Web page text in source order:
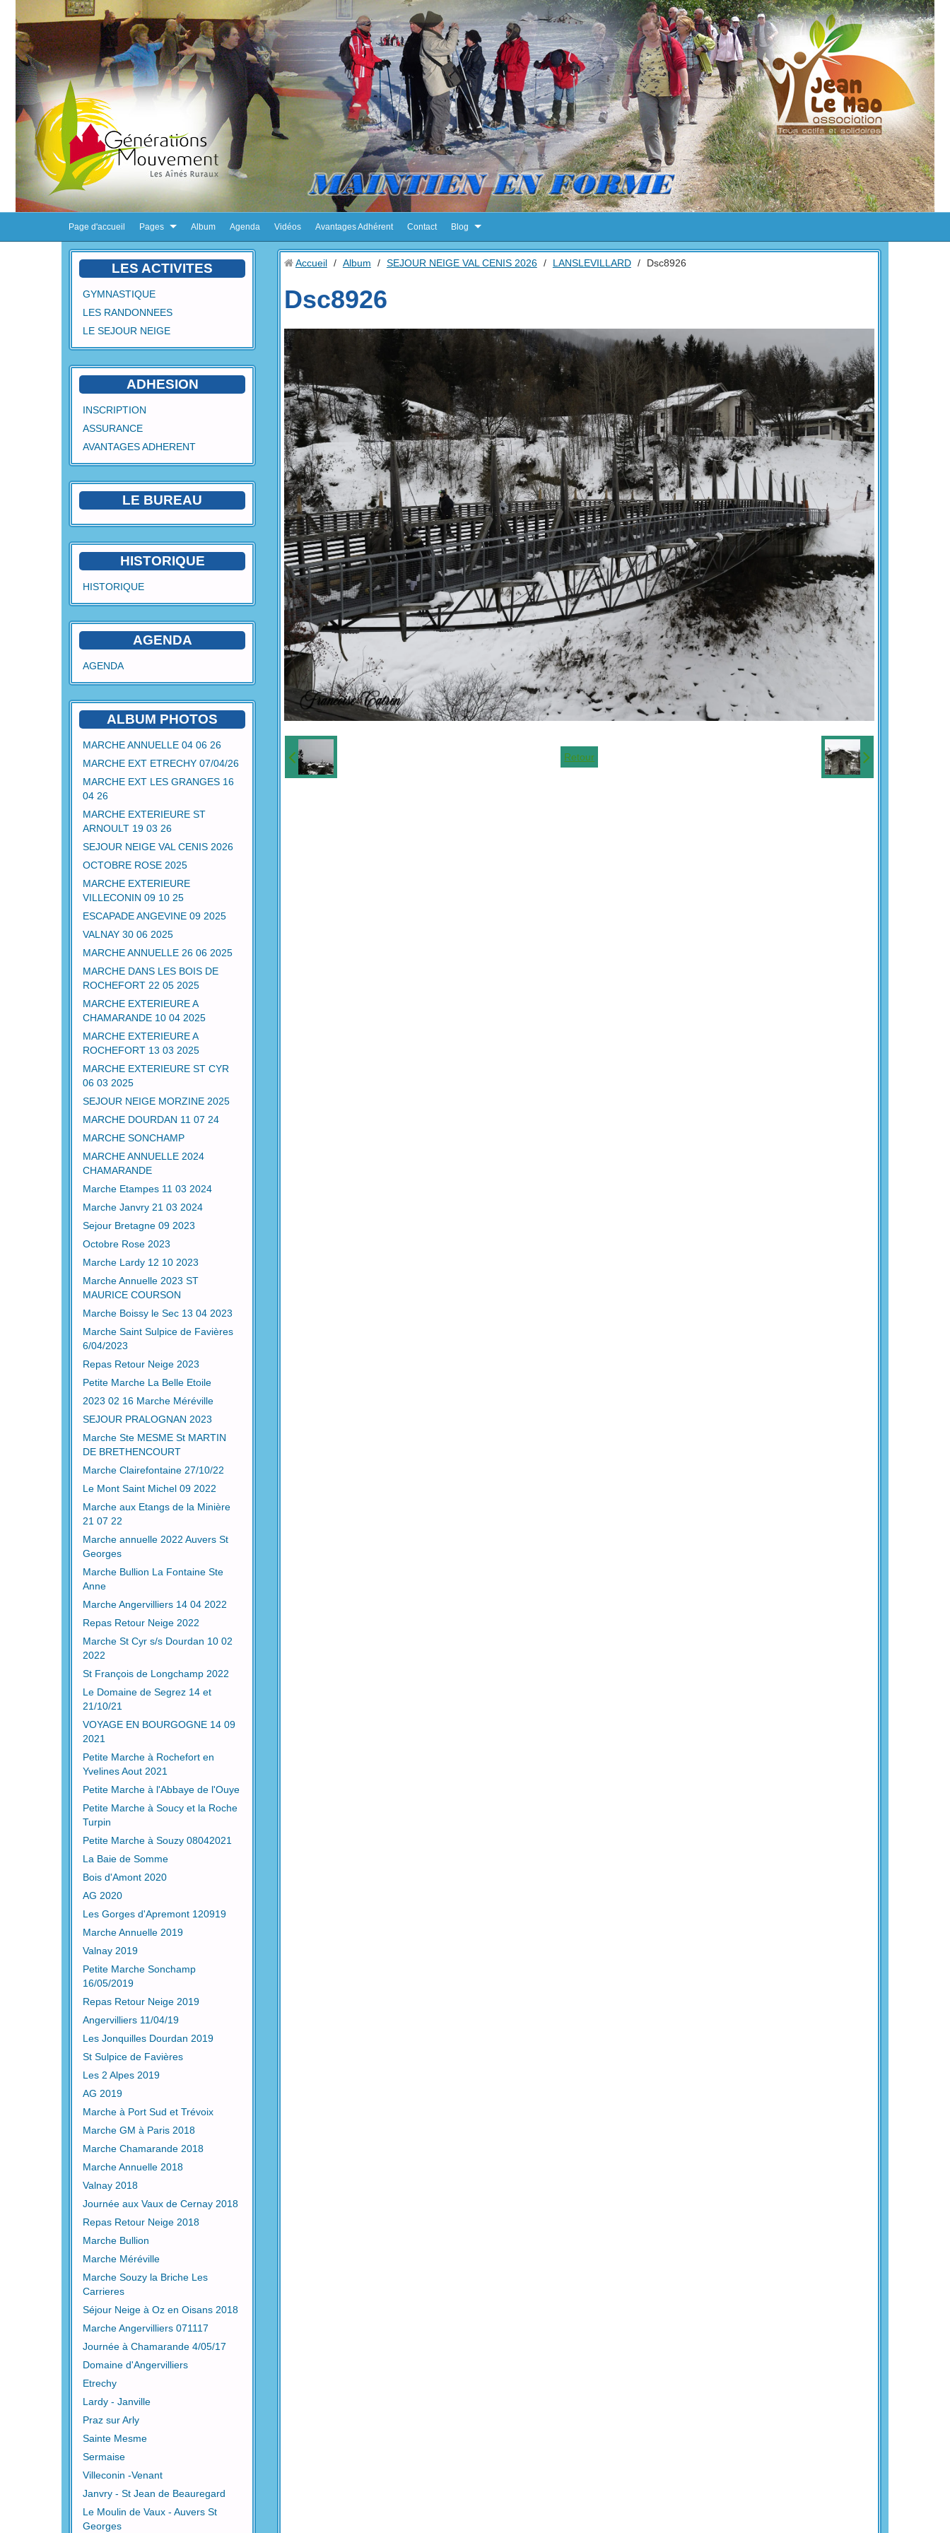
Page d'accueil Pages Album Agenda Vidéos Avantages Adhérent Contact Blog
LES ACTIVITES
GYMNASTIQUE
LES RANDONNEES
LE SEJOUR NEIGE
ADHESION
INSCRIPTION
ASSURANCE
AVANTAGES ADHERENT
LE BUREAU
HISTORIQUE
HISTORIQUE
AGENDA
AGENDA
ALBUM PHOTOS
MARCHE ANNUELLE 04 06 26
MARCHE EXT ETRECHY 07/04/26
MARCHE EXT LES GRANGES 16
04 26
MARCHE EXTERIEURE ST
ARNOULT 19 03 26
SEJOUR NEIGE VAL CENIS 2026
OCTOBRE ROSE 2025
MARCHE EXTERIEURE
VILLECONIN 09 10 25
ESCAPADE ANGEVINE 09 2025
VALNAY 30 06 2025
MARCHE ANNUELLE 26 06 2025
MARCHE DANS LES BOIS DE
ROCHEFORT 22 05 2025
MARCHE EXTERIEURE A
CHAMARANDE 10 04 2025
MARCHE EXTERIEURE A
ROCHEFORT 13 03 2025
MARCHE EXTERIEURE ST CYR
06 03 2025
SEJOUR NEIGE MORZINE 2025
MARCHE DOURDAN 11 07 24
MARCHE SONCHAMP
MARCHE ANNUELLE 2024
CHAMARANDE
Marche Etampes 11 03 2024
Marche Janvry 21 03 2024
Sejour Bretagne 09 2023
Octobre Rose 2023
Marche Lardy 12 10 2023
Marche Annuelle 2023 ST
MAURICE COURSON
Marche Boissy le Sec 13 04 2023
Marche Saint Sulpice de Favières
6/04/2023
Repas Retour Neige 2023
Petite Marche La Belle Etoile
2023 02 16 Marche Méréville
SEJOUR PRALOGNAN 2023
Marche Ste MESME St MARTIN
DE BRETHENCOURT
Marche Clairefontaine 27/10/22
Le Mont Saint Michel 09 2022
Marche aux Etangs de la Minière
21 07 22
Marche annuelle 2022 Auvers St
Georges
Marche Bullion La Fontaine Ste
Anne
Marche Angervilliers 14 04 2022
Repas Retour Neige 2022
Marche St Cyr s/s Dourdan 10 02
2022
St François de Longchamp 2022
Le Domaine de Segrez 14 et
21/10/21
VOYAGE EN BOURGOGNE 14 09
2021
Petite Marche à Rochefort en
Yvelines Aout 2021
Petite Marche à l'Abbaye de l'Ouye
Petite Marche à Soucy et la Roche
Turpin
Petite Marche à Souzy 08042021
La Baie de Somme
Bois d'Amont 2020
AG 2020
Les Gorges d'Apremont 120919
Marche Annuelle 2019
Valnay 2019
Petite Marche Sonchamp
16/05/2019
Repas Retour Neige 2019
Angervilliers 11/04/19
Les Jonquilles Dourdan 2019
St Sulpice de Favières
Les 2 Alpes 2019
AG 2019
Marche à Port Sud et Trévoix
Marche GM à Paris 2018
Marche Chamarande 2018
Marche Annuelle 2018
Valnay 2018
Journée aux Vaux de Cernay 2018
Repas Retour Neige 2018
Marche Bullion
Marche Méréville
Marche Souzy la Briche Les
Carrieres
Séjour Neige à Oz en Oisans 2018
Marche Angervilliers 071117
Journée à Chamarande 4/05/17
Domaine d'Angervilliers
Etrechy
Lardy - Janville
Praz sur Arly
Sainte Mesme
Sermaise
Villeconin -Venant
Janvry - St Jean de Beauregard
Le Moulin de Vaux - Auvers St
Georges
Accueil / Album / SEJOUR NEIGE VAL CENIS 2026 / LANSLEVILLARD / Dsc8926
Dsc8926
Retour